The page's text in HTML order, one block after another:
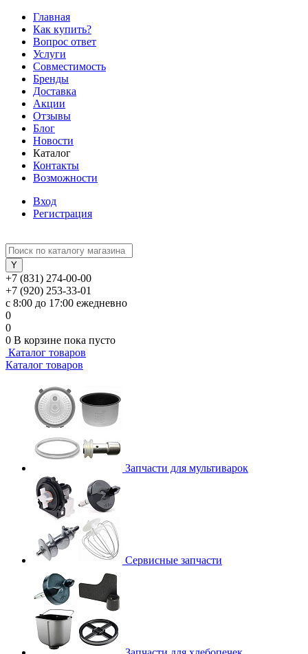
Главная
Как купить?
Вопрос ответ
Услуги
Совместимость
Бренды
Доставка
Акции
Отзывы
Блог
Новости
Каталог
Контакты
Возможности
Вход
Регистрация
+7 (831) 274-00-00
+7 (920) 253-33-01
с 8:00 до 17:00 ежедневно
0
0
0 В корзине пока пусто
Каталог товаров
Каталог товаров
Запчасти для мультиварок
Сервисные запчасти